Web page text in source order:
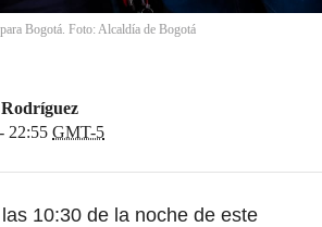
Bogotá. Foto: Alcaldía de Bogotá
22:55 GMT-5
10:30 de la noche de este